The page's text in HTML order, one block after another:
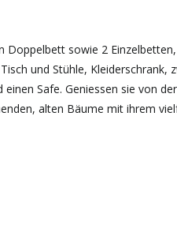
Doppelbett sowie 2
und Stühle, Kleiderschrank,
Safe. Geniessen sie von
alten Bäume mit ihrem